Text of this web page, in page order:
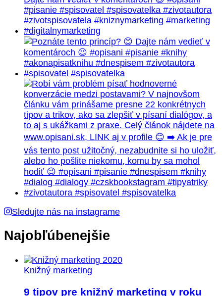
Sledujte nás na instagrame
Najobľúbenejšie
Knižný marketing
9 tipov pre knižný marketing v roku